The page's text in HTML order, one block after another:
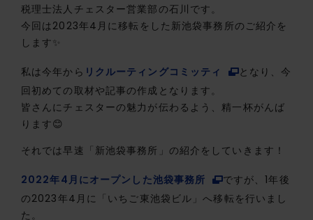
税理士法人チェスター営業部の石川です。
今回は2023年4月に移転をした新池袋事務所のご紹介を
します✨
私は今年から リクルーティングコミッティ
となり、今
回初めての取材や記事の作成となります。
皆さんにチェスターの魅力が伝わるよう、精一杯がんば
ります😊
それでは早速「新池袋事務所」の紹介をしていきます！
2022年4月にオープンした池袋事務所
ですが、1年後
の2023年4月に「いちご東池袋ビル」へ移転を行いまし
た。